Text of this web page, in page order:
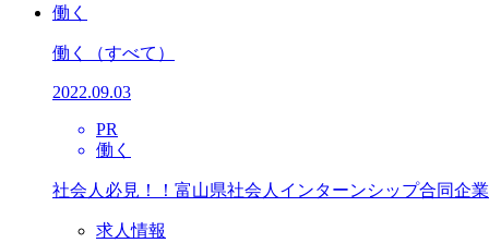
働く
働く （すべて）
2022.09.03
PR
働く
社会人必見！！富山県社会人インターンシップ合同企
求人情報